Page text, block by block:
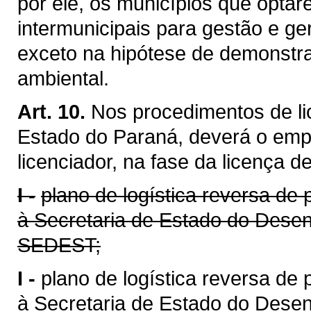
intermunicipais para gestão e
exceto na hipótese de
ambiental.
Art. 10. Nos procedimentos de
Estado do Paraná, deverá o
licenciador, na fase da licença
I - plano de logística reversa de
à Secretaria de Estado do
SEDEST;
I - plano de logística reversa de
à Secretaria de Estado do